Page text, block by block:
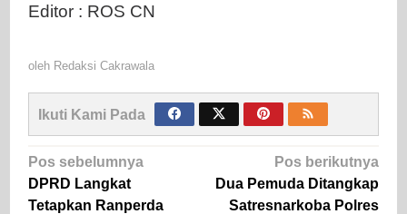
Editor : ROS CN
oleh Redaksi Cakrawala
Ikuti Kami Pada
Navigasi
pos
Pos sebelumnya
DPRD Langkat
Tetapkan Ranperda
Pos berikutnya
Dua Pemuda Ditangkap
Satresnarkoba Polres